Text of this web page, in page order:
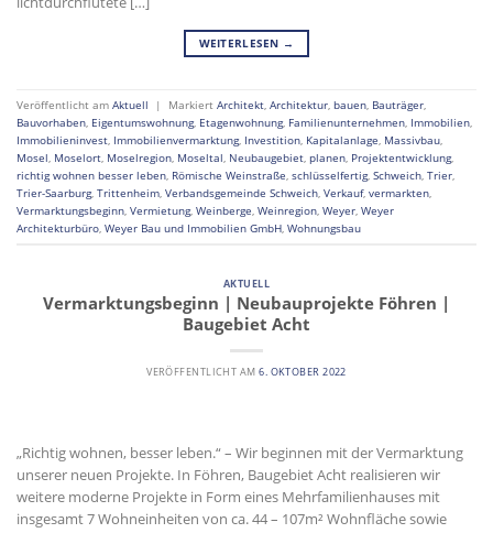
WEITERLESEN →
Veröffentlicht am Aktuell | Markiert Architekt Architektur bauen Bauträger
Bauvorhaben Eigentumswohnung, Etagenwohnung, Familienunternehmen Immobilien
Immobilieninvest Immobilienvermarktung, Investition Kapitalanlage Massivbau
Mosel Moselort Moselregion Moseltal Neubaugebiet planen Projektentwicklung,
richtig wohnen besser leben Römische Weinstraße schlüsselfertig, Schweich Trier
Trier-Saarburg, Trittenheim Verbandsgemeinde Schweich Verkauf, vermarkten
Vermarktungsbeginn Vermietung, Weinberge Weinregion Weyer Weyer
Architekturbüro Weyer Bau und Immobilien GmbH Wohnungsbau
AKTUELL
Vermarktungsbeginn | Neubauprojekte Föhren |
Baugebiet Acht
VERÖFFENTLICHT AM6. OKTOBER 2022
„Richtig wohnen, besser leben.“ – Wir beginnen mit der Vermarktung
unserer neuen Projekte. In Föhren, Baugebiet Acht realisieren wir
weitere moderne Projekte in Form eines Mehrfamilienhauses mit
insgesamt 7 Wohneinheiten von ca. 44 – 107m² Wohnfläche sowie